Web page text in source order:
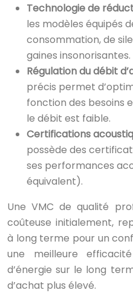
Technologie de
les modèles équipés
consommation, de
gaines insonorisantes.
Régulation du débit
précis permet
fonction des besoins
le débit est faible.
Certifications
possède des
ses performances
équivalent).
Une VMC de qualité
coûteuse initialement,
à long terme pour un
une meilleure efficacité
d’énergie sur le long
d’achat plus élevé.